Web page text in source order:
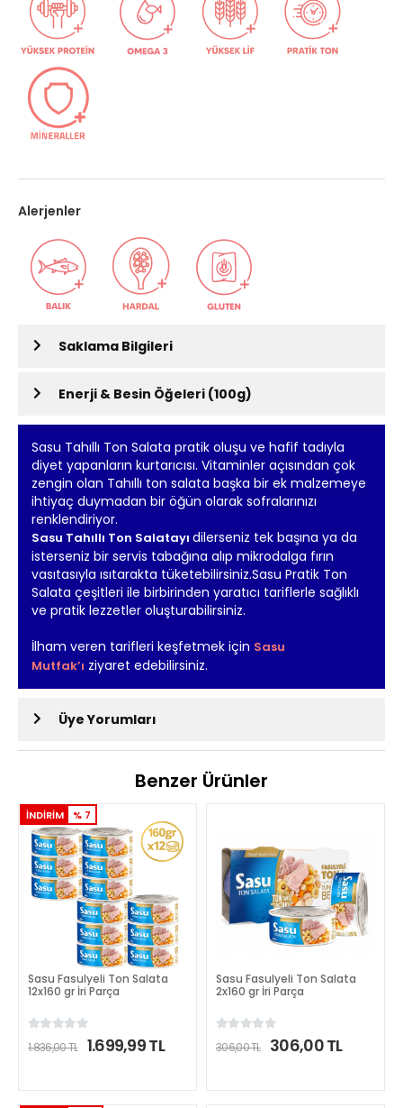
Alerjenler
Saklama Bilgileri
Enerji & Besin Öğeleri (100g)
Sasu Tahıllı Ton Salata pratik oluşu ve hafif tadıyla
diyet yapanların kurtarıcısı. Vitaminler açısından çok
zengin olan Tahıllı ton salata başka bir ek malzemeye
ihtiyaç duymadan bir öğün olarak sofralarınızı
renklendiriyor.
Sasu Tahıllı Ton Salatayı dilerseniz tek başına ya da
isterseniz bir servis tabağına alıp mikrodalga fırın
vasıtasıyla ısıtarakta tüketebilirsiniz.Sasu Pratik Ton
Salata çeşitleri ile birbirinden yaratıcı tariflerle sağlıklı
ve pratik lezzetler oluşturabilirsiniz.
İlham veren tarifleri keşfetmek için Sasu
Mutfak’ı ziyaret edebilirsiniz.
Üye Yorumları
Benzer Ürünler
İNDİRİM % 7
Sasu Fasulyeli Ton Salata
12x160 gr İri Parça
1.836,00 TL 1.699,99 TL
Sasu Fasulyeli Ton Salata
2x160 gr İri Parça
306,00 TL 306,00 TL